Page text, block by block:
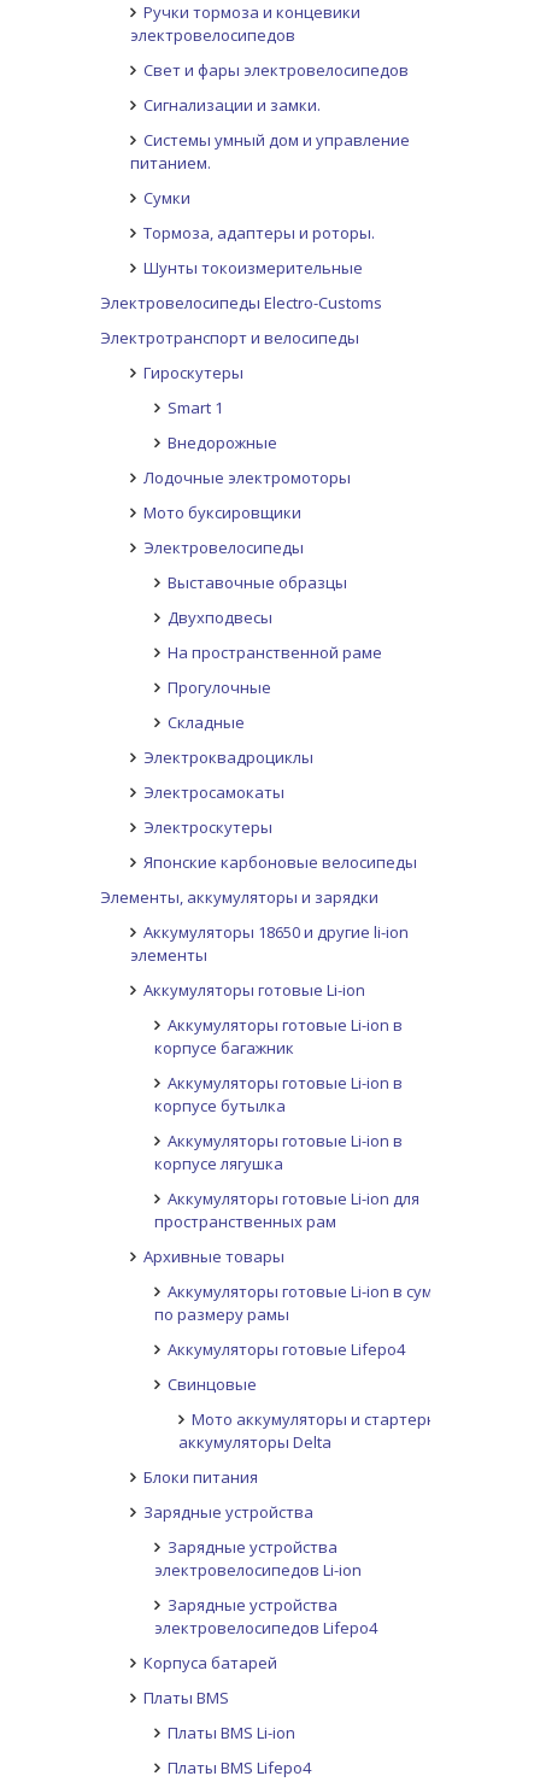
Ручки тормоза и концевики
электровелосипедов
Свет и фары электровелосипедов
Сигнализации и замки.
Системы умный дом и управление
питанием.
Сумки
Тормоза, адаптеры и роторы.
Шунты токоизмерительные
Электровелосипеды Electro-Customs
Электротранспорт и велосипеды
Гироскутеры
Smart 1
Внедорожные
Лодочные электромоторы
Мото буксировщики
Электровелосипеды
Выставочные образцы
Двухподвесы
На пространственной раме
Прогулочные
Складные
Электроквадроциклы
Электросамокаты
Электроскутеры
Японские карбоновые велосипеды
Элементы, аккумуляторы и зарядки
Аккумуляторы 18650 и другие li-ion
элементы
Аккумуляторы готовые Li-ion
Аккумуляторы готовые Li-ion в
корпусе багажник
Аккумуляторы готовые Li-ion в
корпусе бутылка
Аккумуляторы готовые Li-ion в
корпусе лягушка
Аккумуляторы готовые Li-ion для
пространственных рам
Архивные товары
Аккумуляторы готовые Li-ion в сумке
по размеру рамы
Аккумуляторы готовые Lifepo4
Свинцовые
Мото аккумуляторы и стартерные
аккумуляторы Delta
Блоки питания
Зарядные устройства
Зарядные устройства
электровелосипедов Li-ion
Зарядные устройства
электровелосипедов Lifepo4
Корпуса батарей
Платы BMS
Платы BMS Li-ion
Платы BMS Lifepo4